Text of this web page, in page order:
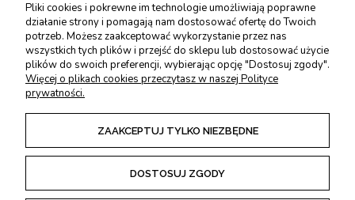
USŁUGI DODATKOWE
PŁATNOŚCI I DOSTAWA
ZWROTY I REKLAMACJE
REGULAMINY
Pliki cookies i pokrewne im technologie umożliwiają poprawne
działanie strony i pomagają nam dostosować ofertę do Twoich
potrzeb. Możesz zaakceptować wykorzystanie przez nas
wszystkich tych plików i przejść do sklepu lub dostosować użycie
plików do swoich preferencji, wybierając opcję "Dostosuj zgody".
Więcej o plikach cookies przeczytasz w naszej Polityce
prywatności.
ZAAKCEPTUJ TYLKO NIEZBĘDNE
DOSTOSUJ ZGODY